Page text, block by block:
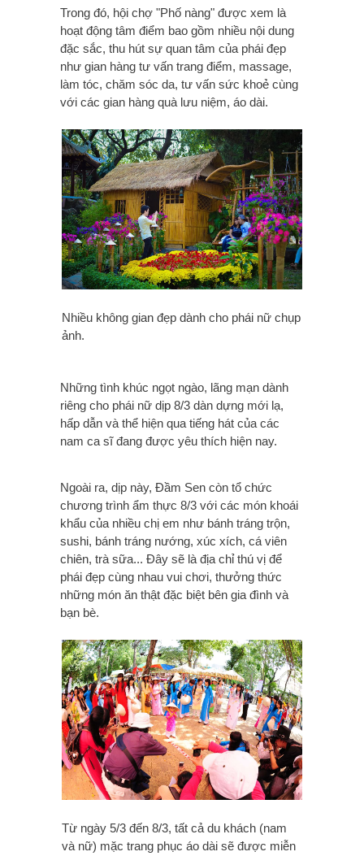
Trong đó, hội chợ "Phố nàng" được xem là
hoạt động tâm điểm bao gồm nhiều nội dung
đặc sắc, thu hút sự quan tâm của phái đẹp
như gian hàng tư vấn trang điểm, massage,
làm tóc, chăm sóc da, tư vấn sức khoẻ cùng
với các gian hàng quà lưu niệm, áo dài.
Nhiều không gian đẹp dành cho phái nữ chụp
ảnh.
Những tình khúc ngọt ngào, lãng mạn dành
riêng cho phái nữ dịp 8/3 dàn dựng mới lạ,
hấp dẫn và thể hiện qua tiếng hát của các
nam ca sĩ đang được yêu thích hiện nay.
Ngoài ra, dịp này, Đầm Sen còn tổ chức
chương trình ẩm thực 8/3 với các món khoái
khẩu của nhiều chị em như bánh tráng trộn,
sushi, bánh tráng nướng, xúc xích, cá viên
chiên, trà sữa... Đây sẽ là địa chỉ thú vị để
phái đẹp cùng nhau vui chơi, thưởng thức
những món ăn thật đặc biệt bên gia đình và
bạn bè.
Từ ngày 5/3 đến 8/3, tất cả du khách (nam
và nữ) mặc trang phục áo dài sẽ được miễn